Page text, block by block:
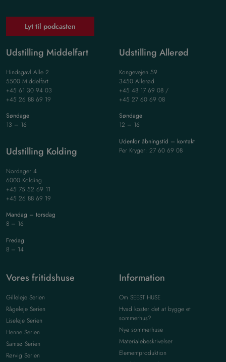
Lyt til podcasten
Udstilling Middelfart
Hindsgavl Alle 2
5500 Middelfart
+45 61 30 94 03
+45 26 88 69 19
Søndage
13 – 16
Udstilling Kolding
Nordager 4
6000 Kolding
+45 75 52 69 11
+45 26 88 69 19
Mandag – torsdag
8 – 16
Fredag
8 – 14
Udstilling Allerød
Kongevejen 59
3450 Allerød
+45 48 17 69 08 /
+45 27 60 69 08
Søndage
12 – 16
Udenfor åbningstid – kontakt
Per Kryger: 27 60 69 08
Vores fritidshuse
Gilleleje Serien
Rågeleje Serien
Liseleje Serien
Henne Serien
Samsø Serien
Rørvig Serien
Information
Om SEEST HUSE
Hvad koster det at bygge et
sommerhus?
Nye sommerhuse
Materialebeskrivelser
Elementproduktion